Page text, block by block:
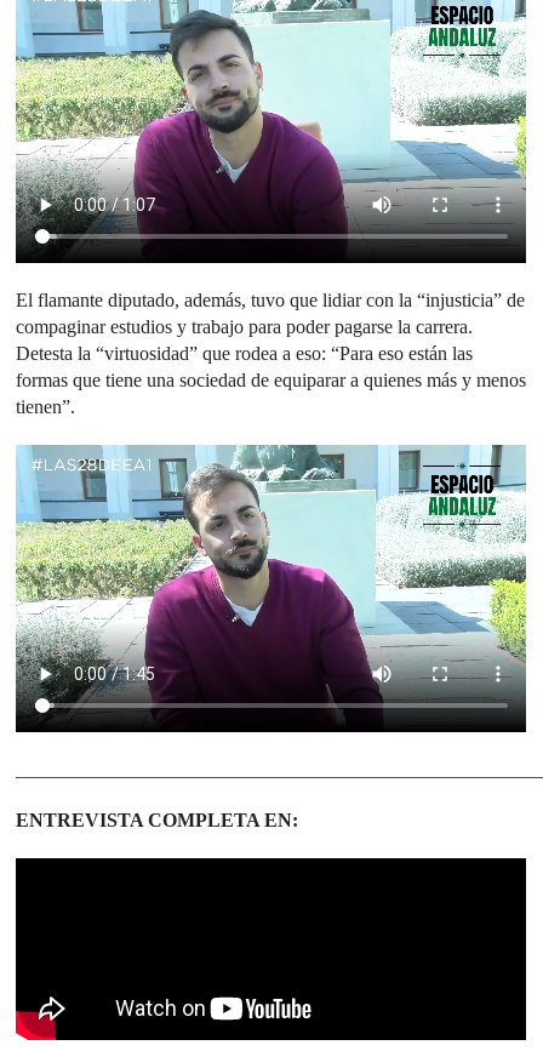
El flamante diputado, además, tuvo que lidiar con la “injusticia” de
compaginar estudios y trabajo para poder pagarse la carrera.
Detesta la “virtuosidad” que rodea a eso: “Para eso están las
formas que tiene una sociedad de equiparar a quienes más y menos
tienen”.
ENTREVISTA COMPLETA EN: